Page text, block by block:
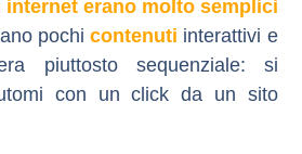
internet erano molto semplici
pochicontenuti interattivi e
piuttosto sequenziale: si
con un click da un sito